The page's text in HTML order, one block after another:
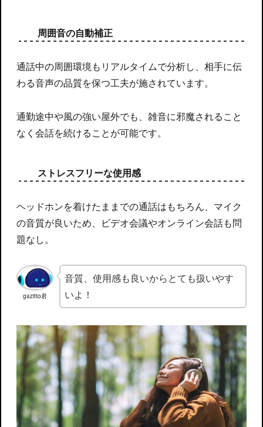
周囲音の自動補正
通話中の周囲環境もリアルタイムで分析し、相手に伝
わる音声の品質を保つ工夫が施されています。
通勤途中や風の強い屋外でも、雑音に邪魔されること
なく会話を続けることが可能です。
ストレスフリーな使用感
ヘッドホンを着けたままでの通話はもちろん、マイク
の音質が良いため、ビデオ会議やオンライン会話も問
題なし。
gazitto君
音質、使用感も良いからとても扱いやす
いよ！